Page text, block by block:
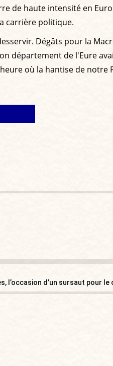
de haute intensité en
carrière politique.
Dégâts pour la
département de l'Eure
où la hantise de
l’occasion d’un sursaut pour